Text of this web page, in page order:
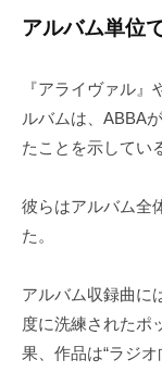
アルバム単位
『アライヴァル
ルバムは、ABBA
たことを示してい
彼らはアルバム全
た。
アルバム収録曲に
度に洗練されたポ
果、作品は“ラジ